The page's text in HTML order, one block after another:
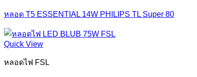
หลอด T5 ESSENTIAL 14W PHILIPS TL Super 80
Quick View
หลอดไฟ FSL